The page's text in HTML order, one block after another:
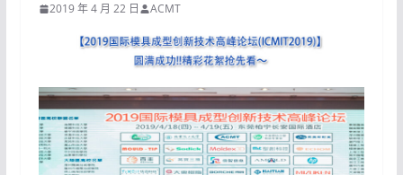
2019 年 4 月 22 日 ACMT